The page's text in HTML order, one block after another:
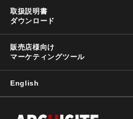
取扱説明書
ダウンロード
販売店様向け
マーケティングツール
English